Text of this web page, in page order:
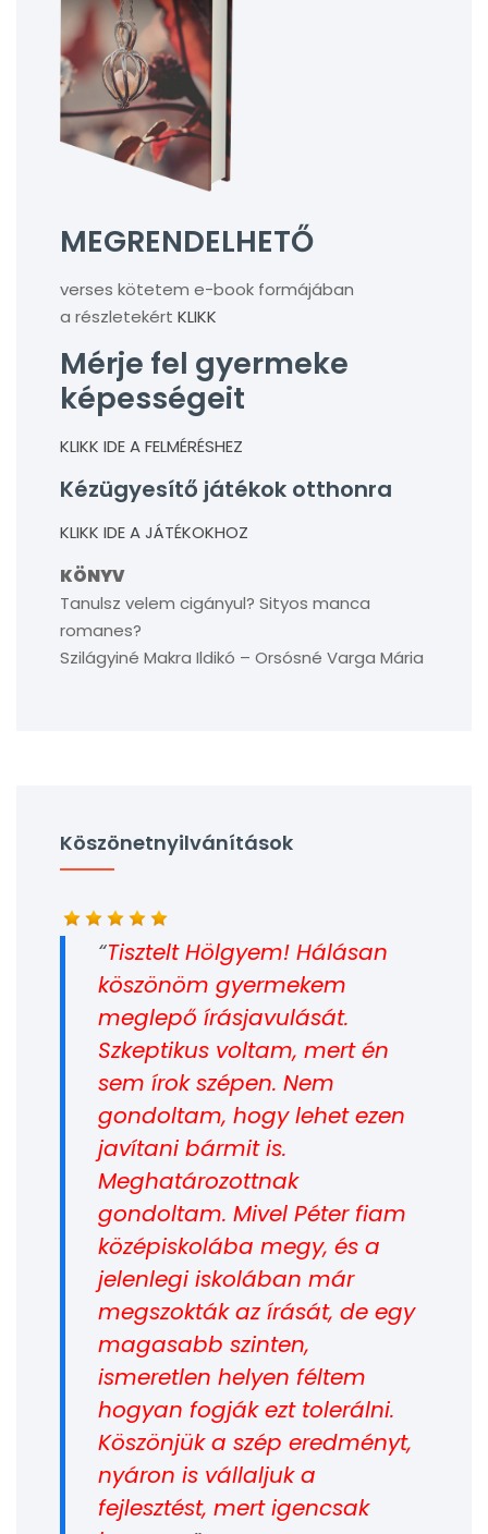
MEGRENDELHETŐ
verses kötetem e-book formájában
a részletekért KLIKK
Mérje fel gyermeke
képességeit
KLIKK IDE A FELMÉRÉSHEZ
Kézügyesítő játékok otthonra
KLIKK IDE A JÁTÉKOKHOZ
KÖNYV
Tanulsz velem cigányul? Sityos manca
romanes?
Szilágyiné Makra Ildikó – Orsósné Varga Mária
Köszönetnyilvánítások
Tisztelt Hölgyem! Hálásan
köszönöm gyermekem
meglepő írásjavulását.
Szkeptikus voltam, mert én
sem írok szépen. Nem
gondoltam, hogy lehet ezen
javítani bármit is.
Meghatározottnak
gondoltam. Mivel Péter fiam
középiskolába megy, és a
jelenlegi iskolában már
megszokták az írását, de egy
magasabb szinten,
ismeretlen helyen féltem
hogyan fogják ezt tolerálni.
Köszönjük a szép eredményt,
nyáron is vállaljuk a
fejlesztést, mert igencsak